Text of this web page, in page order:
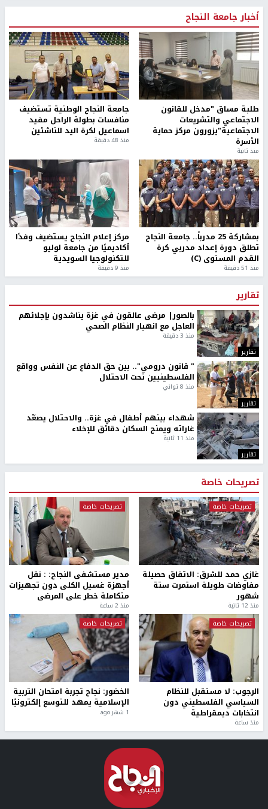
أخبار جامعة النجاح
طلبة مساق "مدخل للقانون
الاجتماعي والتشريعات
الاجتماعية"يزورون مركز حماية
الأسرة
منذ ثانية
جامعة النجاح الوطنية تستضيف
منافسات بطولة الراحل مفيد
اسماعيل لكرة اليد للناشئين
منذ 48 دقيقة
بمشاركة 25 مدرباً.. جامعة النجاح
تطلق دورة إعداد مدربي كرة
القدم المستوى (C)
منذ 51 دقيقة
مركز إعلام النجاح يستضيف وفدًا
أكاديميًا من جامعة لوليو
للتكنولوجيا السويدية
منذ 9 دقيقة
تقارير
تقارير
بالصور| مرضى عالقون في غزة يناشدون بإجلائهم
العاجل مع انهيار النظام الصحي
منذ 3 دقيقة
تقارير
" قانون درومي".. بين حق الدفاع عن النفس وواقع
الفلسطينيين تحت الاحتلال
منذ 8 ثواني
تقارير
شهداء بينهم أطفال في غزة.. والاحتلال يصعّد
غاراته ويمنح السكان دقائق للإخلاء
منذ 11 ثانية
تصريحات خاصة
تصريحات خاصة
غازي حمد للشرق: الاتفاق حصيلة
مفاوضات طويلة استمرت ستة
شهور
منذ 12 ثانية
تصريحات خاصة
مدير مستشفى النجاح: : نقل
أجهزة غسيل الكلى دون تجهيزات
متكاملة خطر على المرضى
منذ 2 ساعة
تصريحات خاصة
الرجوب: لا مستقبل للنظام
السياسي الفلسطيني دون
انتخابات ديمقراطية
منذ ساعة
تصريحات خاصة
الخضور: نجاح تجربة امتحان التربية
الإسلامية يمهد للتوسع إلكترونيًا
1 شهر ago